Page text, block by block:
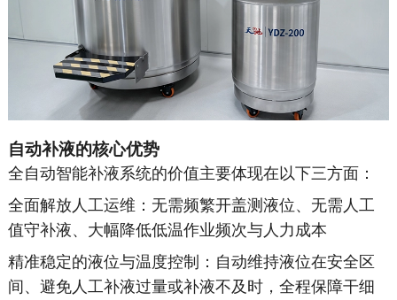
自动补液的核心优势
全自动智能补液系统的价值主要体现在以下三方面：
全面解放人工运维：无需频繁开盖测液位、无需人工
值守补液、大幅降低低温作业频次与人力成本
精准稳定的液位与温度控制：自动维持液位在安全区
间、避免人工补液过量或补液不及时，全程保障干细